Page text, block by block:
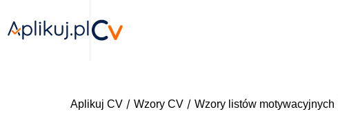
Aplikuj CV / Wzory CV / Wzory listów motywacyjnych